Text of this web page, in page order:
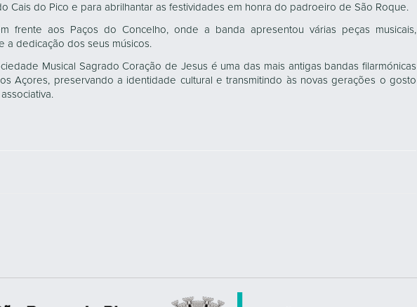
Cais do Pico e para abrilhantar as festividades em honra do padroeiro de São Roque.
frente aos Paços do Concelho, onde a banda apresentou várias peças musicais,
a dedicação dos seus músicos.
Musical Sagrado Coração de Jesus é uma das mais antigas bandas filarmónicas
Açores, preservando a identidade cultural e transmitindo às novas gerações o gosto